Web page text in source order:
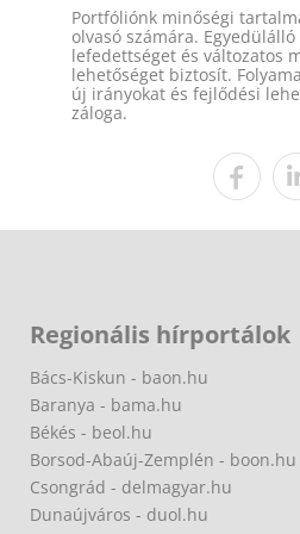
Portfóliónk minőségi
olvasó számára.
lefedettséget és változatos
lehetőséget biztosít.
új irányokat és fejlődési
záloga.
Regionális hírportálok
Bács-Kiskun - baon.hu
Baranya - bama.hu
Békés - beol.hu
Borsod-Abaúj-Zemplén - boon.hu
Csongrád - delmagyar.hu
Dunaújváros - duol.hu